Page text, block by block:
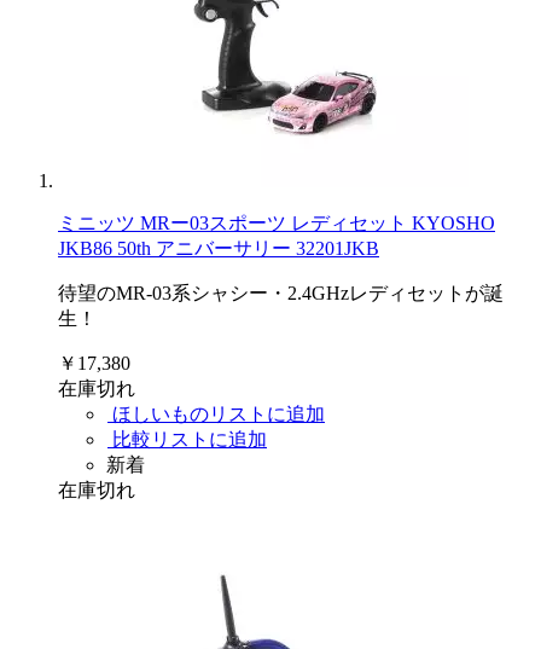
ミニッツ MRー03スポーツ レディセット KYOSHO
JKB86 50th アニバーサリー 32201JKB
待望のMR-03系シャシー・2.4GHzレディセットが誕
生！
￥17,380
在庫切れ
ほしいものリストに追加
比較リストに追加
新着
在庫切れ